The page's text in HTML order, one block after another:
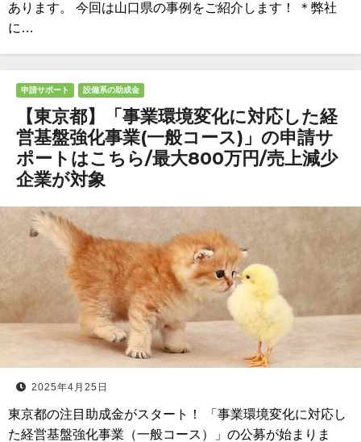
あります。 今回は山口県の事例をご紹介します！ ＊弊社
に…
申請サポート 設備系の助成金
【東京都】「事業環境変化に対応した経
営基盤強化事業(一般コース)」の申請サ
ポートはこちら/最大800万円/売上減少
企業が対象
2025年4月25日
東京都の注目助成金がスタート！ 「事業環境変化に対応し
た経営基盤強化事業（一般コース）」の公募が始まりま